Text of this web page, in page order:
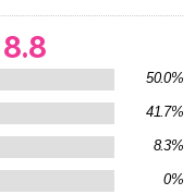
며, 2020년에 <뉴욕타임
상을 수상했다. “우리
어나지 않을 일은 그 책에
섬뜩하죠. 무서운 건 그
지어 우리가 좀처럼 미
말 새로운 터전
과 박해를 이겨내는 공
8.8
50.0%
41.7%
8.3%
0%